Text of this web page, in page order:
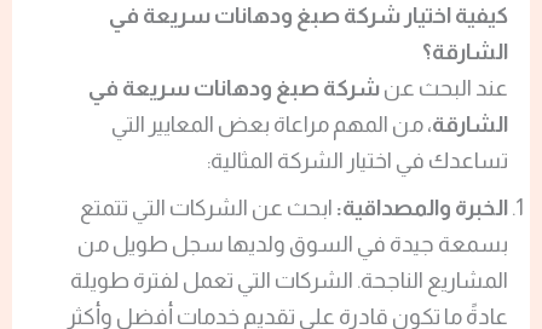
كيفية اختيار شركة صبغ ودهانات سريعة في
الشارقة؟
عند البحث عنشركة صبغ ودهانات سريعة في
الشارقة، من المهم مراعاة بعض المعايير التي
تساعدك في اختيار الشركة المثالية:
الخبرة والمصداقية: ابحث عن الشركات التي تتمتع
بسمعة جيدة في السوق ولديها سجل طويل من
المشاريع الناجحة. الشركات التي تعمل لفترة طويلة
عادةً ما تكون قادرة على تقديم خدمات أفضل وأكثر